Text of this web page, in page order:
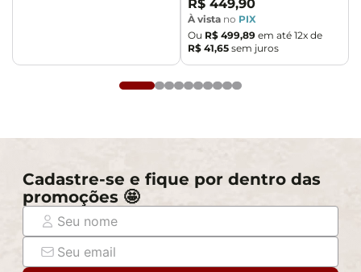
responsabilidade do comprador.
- Confira as dimensões do produto e certifique-se de
que passará normalmente por supostos elevadores,
R$ 449,90
À vista no PIX
Ou R$ 499,89 em até 12x de
R$ 41,65 sem juros
Cadastre-se e fique por dentro das
promoções 🤩